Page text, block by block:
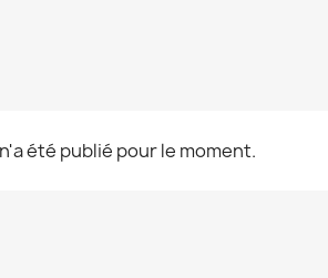
été publié pour le moment.